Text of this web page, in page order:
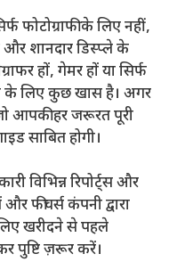
फोटोग्राफी के लिए नहीं,
और शानदार डिस्प्ले के
हों, गेमर हों या सिर्फ
के लिए कुछ खास है। अगर
आपकी हर जरूरत पूरी
साबित होगी।
विभिन्न रिपोर्ट्स और
फीचर्स कंपनी द्वारा
खरीदने से पहले
पुष्टि ज़रूर करें।